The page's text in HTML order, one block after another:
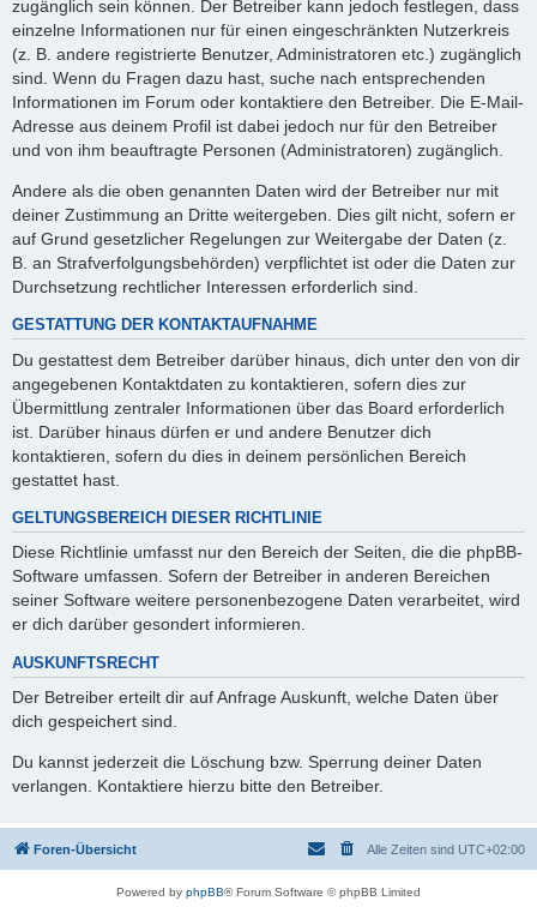
zugänglich sein können. Der Betreiber kann jedoch festlegen, dass
einzelne Informationen nur für einen eingeschränkten Nutzerkreis
(z. B. andere registrierte Benutzer, Administratoren etc.) zugänglich
sind. Wenn du Fragen dazu hast, suche nach entsprechenden
Informationen im Forum oder kontaktiere den Betreiber. Die E-Mail-
Adresse aus deinem Profil ist dabei jedoch nur für den Betreiber
und von ihm beauftragte Personen (Administratoren) zugänglich.
Andere als die oben genannten Daten wird der Betreiber nur mit
deiner Zustimmung an Dritte weitergeben. Dies gilt nicht, sofern er
auf Grund gesetzlicher Regelungen zur Weitergabe der Daten (z.
B. an Strafverfolgungsbehörden) verpflichtet ist oder die Daten zur
Durchsetzung rechtlicher Interessen erforderlich sind.
GESTATTUNG DER KONTAKTAUFNAHME
Du gestattest dem Betreiber darüber hinaus, dich unter den von dir
angegebenen Kontaktdaten zu kontaktieren, sofern dies zur
Übermittlung zentraler Informationen über das Board erforderlich
ist. Darüber hinaus dürfen er und andere Benutzer dich
kontaktieren, sofern du dies in deinem persönlichen Bereich
gestattet hast.
GELTUNGSBEREICH DIESER RICHTLINIE
Diese Richtlinie umfasst nur den Bereich der Seiten, die die phpBB-
Software umfassen. Sofern der Betreiber in anderen Bereichen
seiner Software weitere personenbezogene Daten verarbeitet, wird
er dich darüber gesondert informieren.
AUSKUNFTSRECHT
Der Betreiber erteilt dir auf Anfrage Auskunft, welche Daten über
dich gespeichert sind.
Du kannst jederzeit die Löschung bzw. Sperrung deiner Daten
verlangen. Kontaktiere hierzu bitte den Betreiber.
Foren-Übersicht Alle Zeiten sind UTC+02:00
Powered by phpBB® Forum Software © phpBB Limited